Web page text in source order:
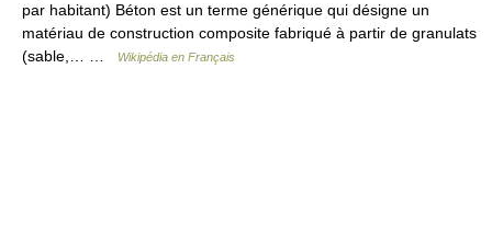
par habitant) Béton est un terme générique qui désigne un
matériau de construction composite fabriqué à partir de granulats
(sable,… …
Wikipédia en Français